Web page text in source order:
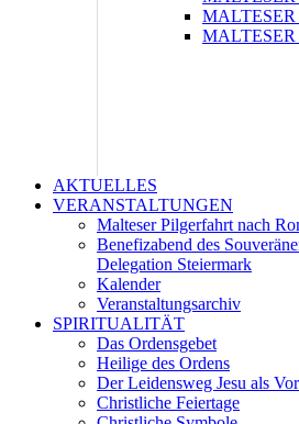
MALTESER
MALTESER
AKTUELLES
VERANSTALTUNGEN
Malteser Pilgerfahrt nach
Benefizabend des
Delegation Steiermark
Kalender
Veranstaltungsarchiv
SPIRITUALITÄT
Das Ordensgebet
Heilige des Ordens
Der Leidensweg Jesu als
Christliche Feiertage